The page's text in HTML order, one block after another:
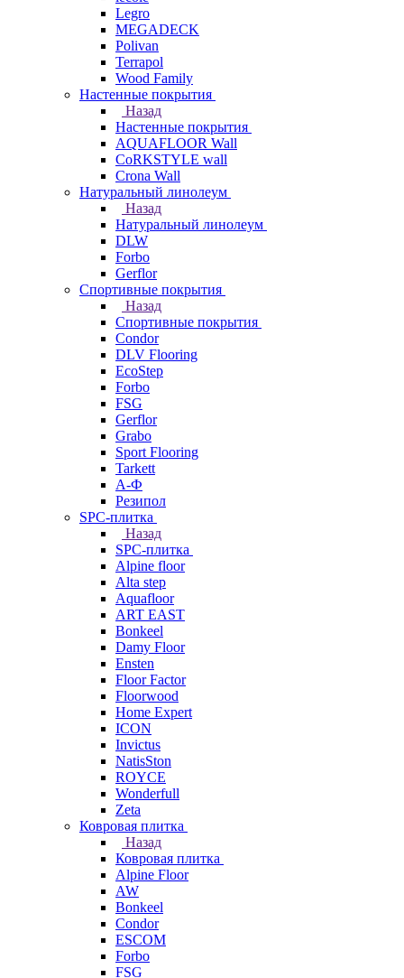
Legro
MEGADECK
Polivan
Terrapol
Wood Family
Настенные покрытия
Назад
Настенные покрытия
AQUAFLOOR Wall
CoRKSTYLE wall
Crona Wall
Натуральный линолеум
Назад
Натуральный линолеум
DLW
Forbo
Gerflor
Спортивные покрытия
Назад
Спортивные покрытия
Condor
DLV Flooring
EcoStep
Forbo
FSG
Gerflor
Grabo
Sport Flooring
Tarkett
А-Ф
Резипол
SPC-плитка
Назад
SPC-плитка
Alpine floor
Alta step
Aquafloor
ART EAST
Bonkeel
Damy Floor
Ensten
Floor Factor
Floorwood
Home Expert
ICON
Invictus
NatisSton
ROYCE
Wonderfull
Zeta
Ковровая плитка
Назад
Ковровая плитка
Alpine Floor
AW
Bonkeel
Condor
ESCOM
Forbo
FSG